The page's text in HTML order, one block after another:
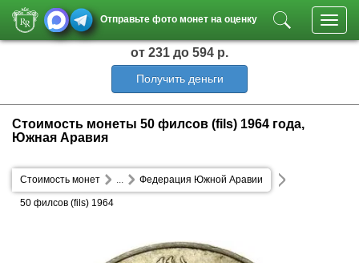
Отправьте фото монет на оценку
от 231 до 594 р.
Получить деньги
Стоимость монеты 50 филсов (fils) 1964 года,
Южная Аравия
Стоимость монет Федерация Южной Аравии
...
50 филсов (fils) 1964